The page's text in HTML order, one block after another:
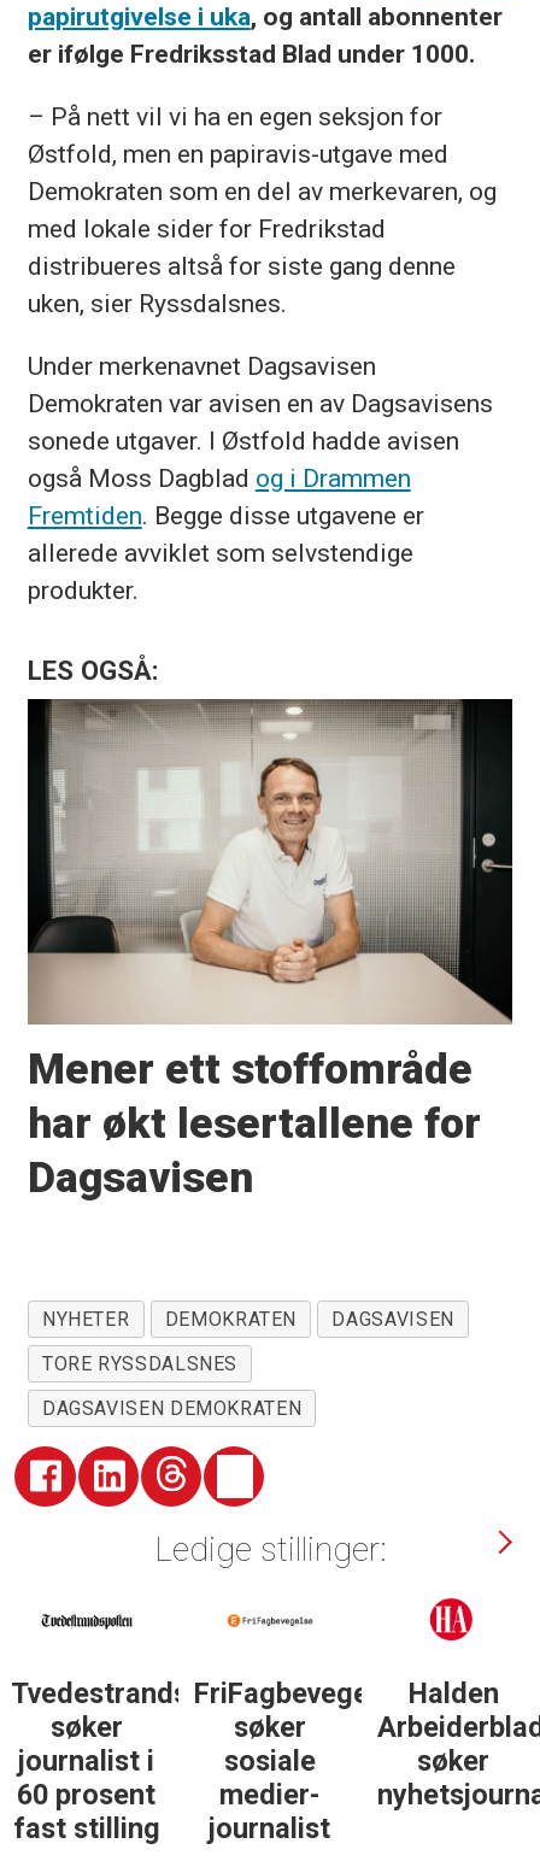
papirutgivelse i uka, og antall abonnenter
er ifølge Fredriksstad Blad under 1000.
– På nett vil vi ha en egen seksjon for
Østfold, men en papiravis-utgave med
Demokraten som en del av merkevaren, og
med lokale sider for Fredrikstad
distribueres altså for siste gang denne
uken, sier Ryssdalsnes.
Under merkenavnet Dagsavisen
Demokraten var avisen en av Dagsavisens
sonede utgaver. I Østfold hadde avisen
også Moss Dagblad og i Drammen
Fremtiden. Begge disse utgavene er
allerede avviklet som selvstendige
produkter.
LES OGSÅ:
Mener ett stoffområde
har økt lesertallene for
Dagsavisen
NYHETER DEMOKRATEN
DAGSAVISEN
TORE RYSSDALSNES
DAGSAVISEN DEMOKRATEN
Ledige stillinger:
Tvedestrandsposten
søker
journalist i
60 prosent
fast stilling
FriFagbevegelse
søker
sosiale
medier-
journalist
Halden
søker